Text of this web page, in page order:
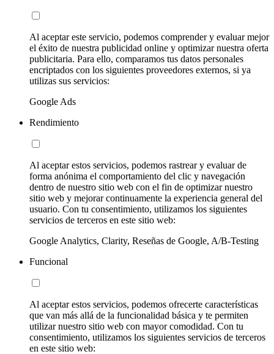
Al aceptar este servicio, podemos comprender y evaluar mejor
el éxito de nuestra publicidad online y optimizar nuestra oferta
publicitaria. Para ello, comparamos tus datos personales
encriptados con los siguientes proveedores externos, si ya
utilizas sus servicios:
Google Ads
Rendimiento
Al aceptar estos servicios, podemos rastrear y evaluar de
forma anónima el comportamiento del clic y navegación
dentro de nuestro sitio web con el fin de optimizar nuestro
sitio web y mejorar continuamente la experiencia general del
usuario. Con tu consentimiento, utilizamos los siguientes
servicios de terceros en este sitio web:
Google Analytics, Clarity, Reseñas de Google, A/B-Testing
Funcional
Al aceptar estos servicios, podemos ofrecerte características
que van más allá de la funcionalidad básica y te permiten
utilizar nuestro sitio web con mayor comodidad. Con tu
consentimiento, utilizamos los siguientes servicios de terceros
en este sitio web: